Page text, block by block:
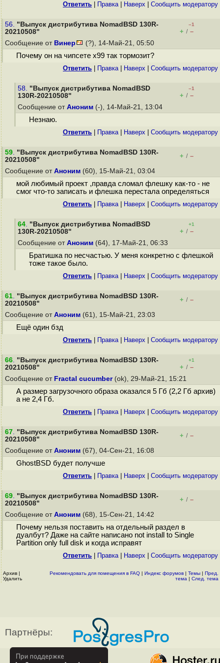
Ответить Правка| Наверх Cообщить модератору
56. "Выпуск дистрибутива NomadBSD 130R-
20210508"
–1
+ / –
Сообщение от Винер (?), 14-Май-21, 05:50
Почему он на чипсете x99 так тормозит?
Ответить Правка| Наверх Cообщить модератору
58. "Выпуск дистрибутива NomadBSD
130R-20210508"
–1
+ / –
Сообщение от Аноним (-), 14-Май-21, 13:04
Незнаю.
Ответить Правка| Наверх Cообщить модератору
59. "Выпуск дистрибутива NomadBSD 130R-
20210508"
+ / –
Сообщение от Аноним (60), 15-Май-21, 03:04
мой любимый проект ,правда сломал флешку как-то - не
смог что-то записать и флешка перестала определяться
Ответить Правка| Наверх Cообщить модератору
64. "Выпуск дистрибутива NomadBSD
130R-20210508"
+1
+ / –
Сообщение от Аноним (64), 17-Май-21, 06:33
Братишка по несчастью. У меня конкретно с флешкой
тоже такое было.
Ответить Правка| Наверх Cообщить модератору
61. "Выпуск дистрибутива NomadBSD 130R-
20210508"
+ / –
Сообщение от Аноним (61), 15-Май-21, 23:03
Ещё один бзд
Ответить Правка| Наверх Cообщить модератору
66. "Выпуск дистрибутива NomadBSD 130R-
20210508"
+1
+ / –
Сообщение от Fractal cucumber(ok), 29-Май-21, 15:21
А размер загрузочного образа оказался 5 Гб (2,2 Гб архив)
а не 2,4 Гб.
Ответить Правка| Наверх Cообщить модератору
67. "Выпуск дистрибутива NomadBSD 130R-
20210508"
+ / –
Сообщение от Аноним (67), 04-Сен-21, 16:08
GhostBSD будет получше
Ответить Правка| Наверх Cообщить модератору
69. "Выпуск дистрибутива NomadBSD 130R-
20210508"
+ / –
Сообщение от Аноним (68), 15-Сен-21, 14:42
Почему нельзя поставить на отдельный раздел в
дуалбут? Даже на сайте написано not install to Single
Partition only full disk и когда исправят
Ответить Правка| Наверх Cообщить модератору
Архив |
Удалить
Рекомендовать для помещения в FAQ | Индекс форумов | Темы | Пред.
тема | След. тема
Партнёры: